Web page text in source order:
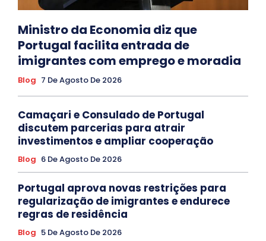
Ministro da Economia diz que
Portugal facilita entrada de
imigrantes com emprego e moradia
Blog 7 De Agosto De 2026
Camaçari e Consulado de Portugal
discutem parcerias para atrair
investimentos e ampliar cooperação
Blog 6 De Agosto De 2026
Portugal aprova novas restrições para
regularização de imigrantes e endurece
regras de residência
Blog 5 De Agosto De 2026